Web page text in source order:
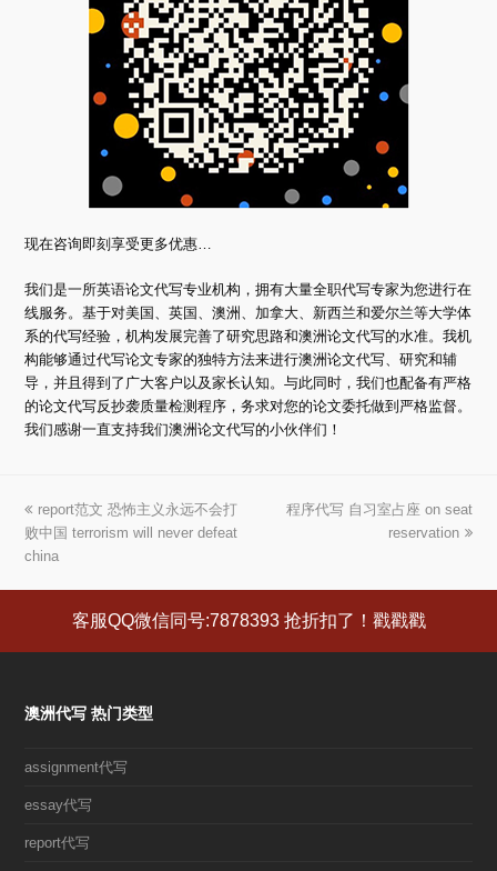
现在咨询即刻享受更多优惠…
我们是一所英语论文代写专业机构，拥有大量全职代写专家为您进行在
线服务。基于对美国、英国、澳洲、加拿大、新西兰和爱尔兰等大学体
系的代写经验，机构发展完善了研究思路和澳洲论文代写的水准。我机
构能够通过代写论文专家的独特方法来进行澳洲论文代写、研究和辅
导，并且得到了广大客户以及家长认知。与此同时，我们也配备有严格
的论文代写反抄袭质量检测程序，务求对您的论文委托做到严格监督。
我们感谢一直支持我们澳洲论文代写的小伙伴们！
上
一
篇
report范文 恐怖主义永远不会打
败中国 terrorism will never defeat
china
下
程序代写 自习室占座 on seat
reservation
客服QQ微信同号:7878393 抢折扣了！戳戳戳
澳洲代写 热门类型
assignment代写
essay代写
report代写